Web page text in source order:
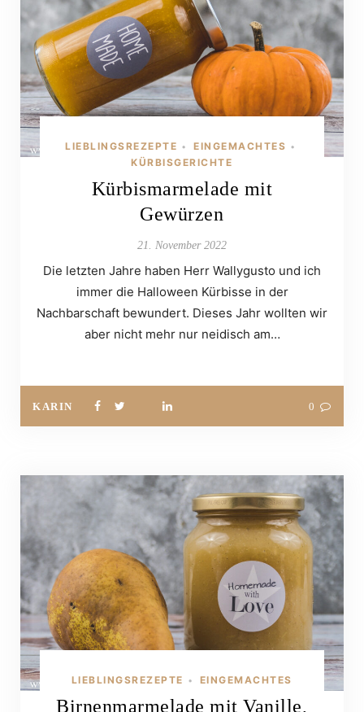
LIEBLINGSREZEPTE • EINGEMACHTES •
KÜRBISGERICHTE
Kürbismarmelade mit
Gewürzen
21. November 2022
Die letzten Jahre haben Herr Wallygusto und ich
immer die Halloween Kürbisse in der
Nachbarschaft bewundert. Dieses Jahr wollten wir
aber nicht mehr nur neidisch am…
KARIN 0
LIEBLINGSREZEPTE • EINGEMACHTES
Birnenmarmelade mit Vanille,